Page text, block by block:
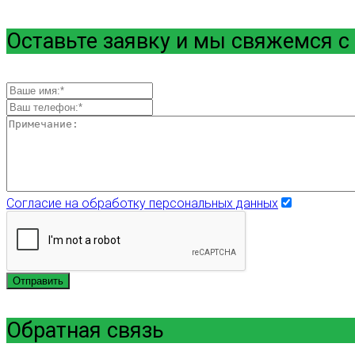
Оставьте заявку и мы свяжемся
Согласие на обработку персональных данных
Отправить
Обратная связь